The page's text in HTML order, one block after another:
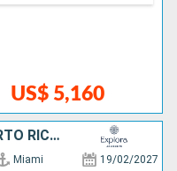
US$ 5,160
REPUBLICA DOMINICANA, PORTO RICO, ESTADOS UNIDOS
Miami 19/02/2027